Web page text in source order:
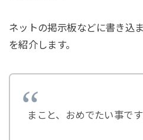
ネットの掲示板などに書き込
を紹介します。
まこと、おめでたい事で